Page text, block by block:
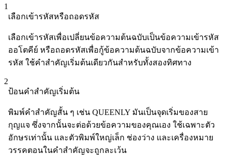
1
เลือกเข้ารหัสหรือถอดรหัส
เลือกเข้ารหัสเพื่อเปลี่ยนข้อความต้นฉบับเป็นข้อความเข้ารหัส
ออโตคีย์ หรือถอดรหัสเพื่อกู้ข้อความต้นฉบับจากข้อความเข้า
รหัส ใช้คำสำคัญเริ่มต้นเดียวกันสำหรับทั้งสองทิศทาง
2
ป้อนคำสำคัญเริ่มต้น
พิมพ์คำสำคัญสั้น ๆ เช่น QUEENLY มันเป็นจุดเริ่มของสาย
กุญแจ ซึ่งจากนั้นจะต่อด้วยข้อความของคุณเอง ใช้เฉพาะตัว
อักษรเท่านั้น และตัวพิมพ์ใหญ่เล็ก ช่องว่าง และเครื่องหมาย
วรรคตอนในคำสำคัญจะถูกละเว้น